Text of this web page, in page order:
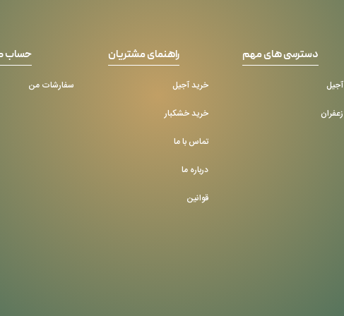
دسترسی های مهم
آجیل
زعفران
راهنمای مشتریان
خرید آجیل
خرید خشکبار
تماس با ما
درباره ما
قوانین
حساب
سفارشات من